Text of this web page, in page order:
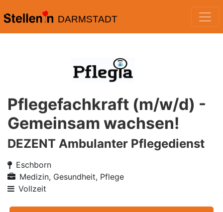
DARMSTADT
Pflegefachkraft (m/w/d) -
Gemeinsam wachsen!
DEZENT Ambulanter Pflegedienst
Eschborn
Medizin, Gesundheit, Pflege
Vollzeit